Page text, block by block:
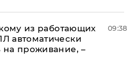
из работающих
автоматически
проживание, –
09:38